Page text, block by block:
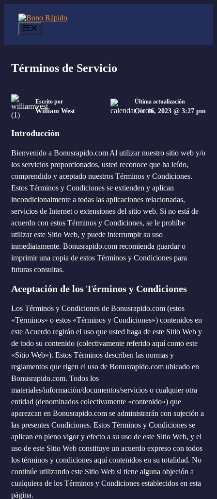
contenido
Términos de Servicio
Escrito por
William West
Última actualización
Oct 16, 2023 @ 3:27 pm
Introducción
Bienvenido a Bonusrapido.com Al utilizar nuestro sitio web y/o
los servicios proporcionados, usted reconoce que ha leído,
comprendido y aceptado nuestros Términos y Condiciones.
Estos Términos y Condiciones se extienden y aplican
incondicionalmente a todas las aplicaciones relacionadas,
servicios de Internet o extensiones del sitio web. Si no está de
acuerdo con estos Términos y Condiciones, se le prohíbe
utilizar este Sitio Web, y puede interrumpir su uso
inmediatamente. Bonusrapido.com recomienda guardar o
imprimir una copia de estos Términos y Condiciones para
futuras consultas.
Aceptación de los Términos y Condiciones
Los Términos y Condiciones de Bonusrapido.com (estos
«Términos» o estos «Términos y Condiciones») contenidos en
este Acuerdo regirán el uso que usted haga de este Sitio Web y
de todo su contenido (colectivamente referido aquí como este
«Sitio Web»). Estos Términos describen las normas y
reglamentos que rigen el uso de Bonusrapido.com ubicado en
Bonusrapido.com. Todos los
materiales/información/documentos/servicios o cualquier otra
entidad (denominados colectivamente «contenido») que
aparezcan en Bonusrapido.com se administrarán con sujeción a
las presentes Condiciones. Estos Términos y Condiciones se
aplican en pleno vigor y efecto a su uso de este Sitio Web, y el
uso de este Sitio Web constituye un acuerdo expreso con todos
los términos y condiciones aquí contenidos en su totalidad. No
continúe utilizando este Sitio Web si tiene alguna objeción a
cualquiera de los Términos y Condiciones establecidos en esta
página.